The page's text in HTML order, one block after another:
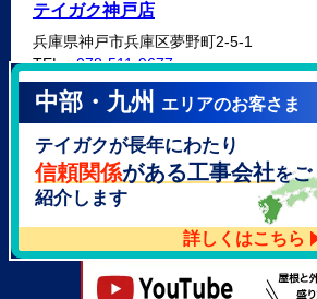
テイガク神戸店
兵庫県神戸市兵庫区夢野町2-5-1
TEL：078-511-9677
テイガク泉北・泉南店
大阪府泉北郡忠岡町高月南3-14
TEL：072-521-2637
中部・九州 エリアのお客さま
テイガクが長年にわたり
信頼関係がある工事会社をご
紹介します
詳しくはこちら